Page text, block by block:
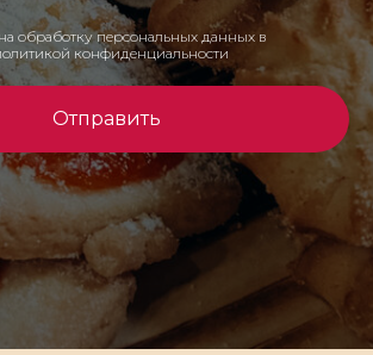
обработку персональных данных в
конфиденциальности
Отправить